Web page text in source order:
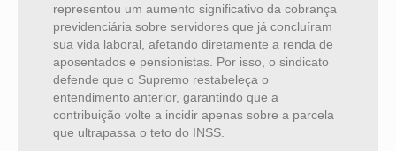
representou um aumento significativo da cobrança
previdenciária sobre servidores que já concluíram
sua vida laboral, afetando diretamente a renda de
aposentados e pensionistas. Por isso, o sindicato
defende que o Supremo restabeleça o
entendimento anterior, garantindo que a
contribuição volte a incidir apenas sobre a parcela
que ultrapassa o teto do INSS.